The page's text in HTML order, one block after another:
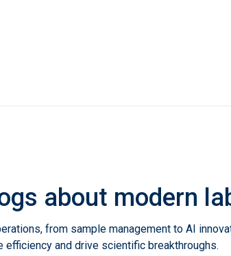
about modern
from sample management to AI
efficiency and drive scientific breakthroughs.